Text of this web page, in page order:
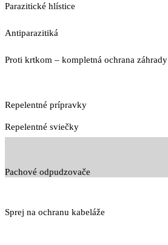
Parazitické hlístice
Antiparazitiká
Proti krtkom – kompletná ochrana záhrady
Repelentné prípravky
Repelentné sviečky
Pachové odpudzovače
Sprej na ochranu kabeláže